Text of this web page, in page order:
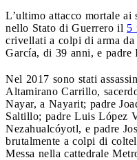
L’ultimo attacco mortale ai
nello Stato di Guerrero il 5
crivellati a colpi di arma
García, di 39 anni, e padre
Nel 2017 sono stati
Altamirano Carrillo,
Nayar, a Nayarit; padre
Saltillo; padre Luis López
Nezahualcóyotl, e padre
brutalmente a colpi di
Messa nella cattedrale